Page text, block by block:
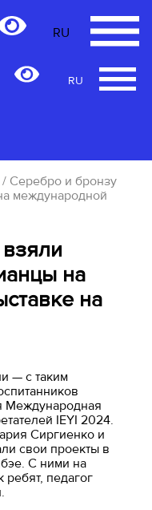
RU
RU
/ Серебро и бронзу
международной
на
на
— с таким
Международная
IEYI 2024.
Сиргиенко и
свои проекты в
С ними на
ребят, педагог